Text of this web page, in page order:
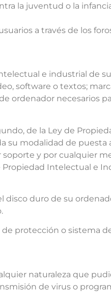
la juventud o la
a través de los
e industrial de
software o textos;
ordenador necesarios
de la Ley de
su modalidad de puesta
y por cualquier
Propiedad Intelectual e
disco duro de su
protección o sistema
naturaleza que
de virus o